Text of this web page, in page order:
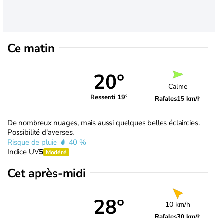
Ce matin
20°
Ressenti 19°
Calme
Rafales15 km/h
De nombreux nuages, mais aussi quelques belles éclaircies.
Possibilité d'averses.
Risque de pluie
40 %
Indice UV5 Modéré
Cet après-midi
28° 10 km/h